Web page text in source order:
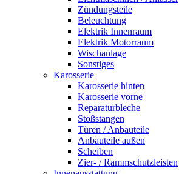
Zündungsteile
Beleuchtung
Elektrik Innenraum
Elektrik Motorraum
Wischanlage
Sonstiges
Karosserie
Karosserie hinten
Karosserie vorne
Reparaturbleche
Stoßstangen
Türen / Anbauteile
Anbauteile außen
Scheiben
Zier- / Rammschutzleisten